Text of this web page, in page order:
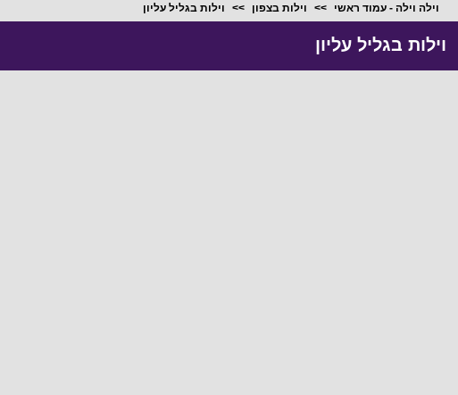
וילה וילה - עמוד ראשי וילות בצפון וילות בגליל עליון
וילות בגליל עליון